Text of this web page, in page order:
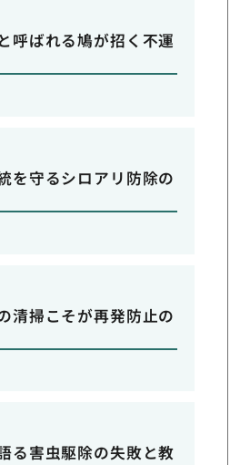
呼ばれる鳩が招く不運
を守るシロアリ防除の
清掃こそが再発防止の
る害虫駆除の失敗と教